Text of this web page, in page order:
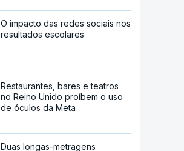
O impacto das redes sociais nos
resultados escolares
Restaurantes, bares e teatros
no Reino Unido proíbem o uso
de óculos da Meta
Duas longas-metragens